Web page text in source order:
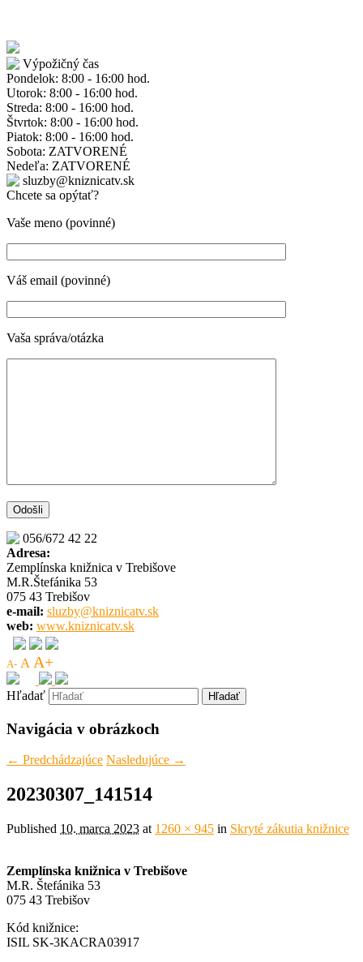
Výpožičný čas
Pondelok: 8:00 - 16:00 hod.
Utorok: 8:00 - 16:00 hod.
Streda: 8:00 - 16:00 hod.
Štvrtok: 8:00 - 16:00 hod.
Piatok: 8:00 - 16:00 hod.
Sobota: ZATVORENÉ
Nedeľa: ZATVORENÉ
sluzby@kniznicatv.sk
Chcete sa opýtať?
Vaše meno (povinné)
Váš email (povinné)
Vaša správa/otázka
056/672 42 22
Adresa:
Zemplínska knižnica v Trebišove
M.R.Štefánika 53
075 43 Trebišov
e-mail: sluzby@kniznicatv.sk
web: www.kniznicatv.sk
A- A A+
Hľadať
Navigácia v obrázkoch
← Predchádzajúce Nasledujúce →
20230307_141514
Published 10. marca 2023 at 1260 × 945 in Skryté zákutia knižnice
Zemplínska knižnica v Trebišove
M.R. Štefánika 53
075 43 Trebišov
Kód knižnice:
ISIL SK-3KACRA03917